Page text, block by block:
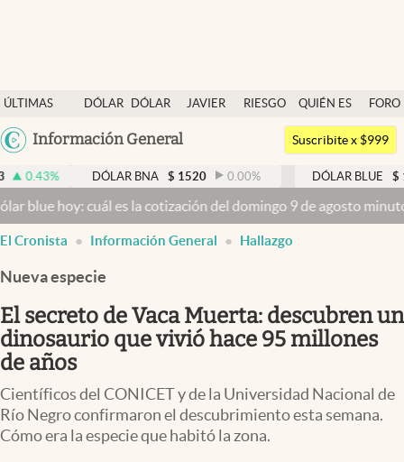
ÚLTIMAS
NOTICIAS
DÓLAR
DÓLAR
JAVIER
RIESGO
QUIÉN ES
QUIÉN
FORO
Argentina
México
Información General
Dólar
Members
Economía y Política
Finanzas y Mercados
Mercados Online
Negocios
Columnistas
Otras secciones
Infotechnology
Suscribite x $999
DÓLAR BNA $ 1520 0.00% DÓLAR BLUE $ 1525 -
cuál es la cotización del domingo 9 de agosto minuto a
El Cronista Información General Hallazgo
Nueva especie
El secreto de Vaca Muerta: descubren un
dinosaurio que vivió hace 95 millones
de años
Científicos del CONICET y de la Universidad Nacional de
Río Negro confirmaron el descubrimiento esta semana.
Cómo era la especie que habitó la zona.